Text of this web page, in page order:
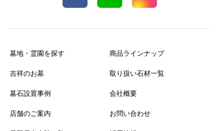
墓地・霊園を探す
吉祥のお墓
墓石設置事例
店舗のご案内
商品ラインナップ
取り扱い石材一覧
会社概要
お問い合わせ